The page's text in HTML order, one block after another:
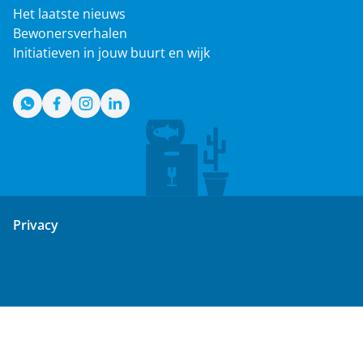
Het laatste nieuws
Bewonersverhalen
Initiatieven in jouw buurt en wijk
WhatsApp
Facebook
Instagram
LinkedIn
Privacy